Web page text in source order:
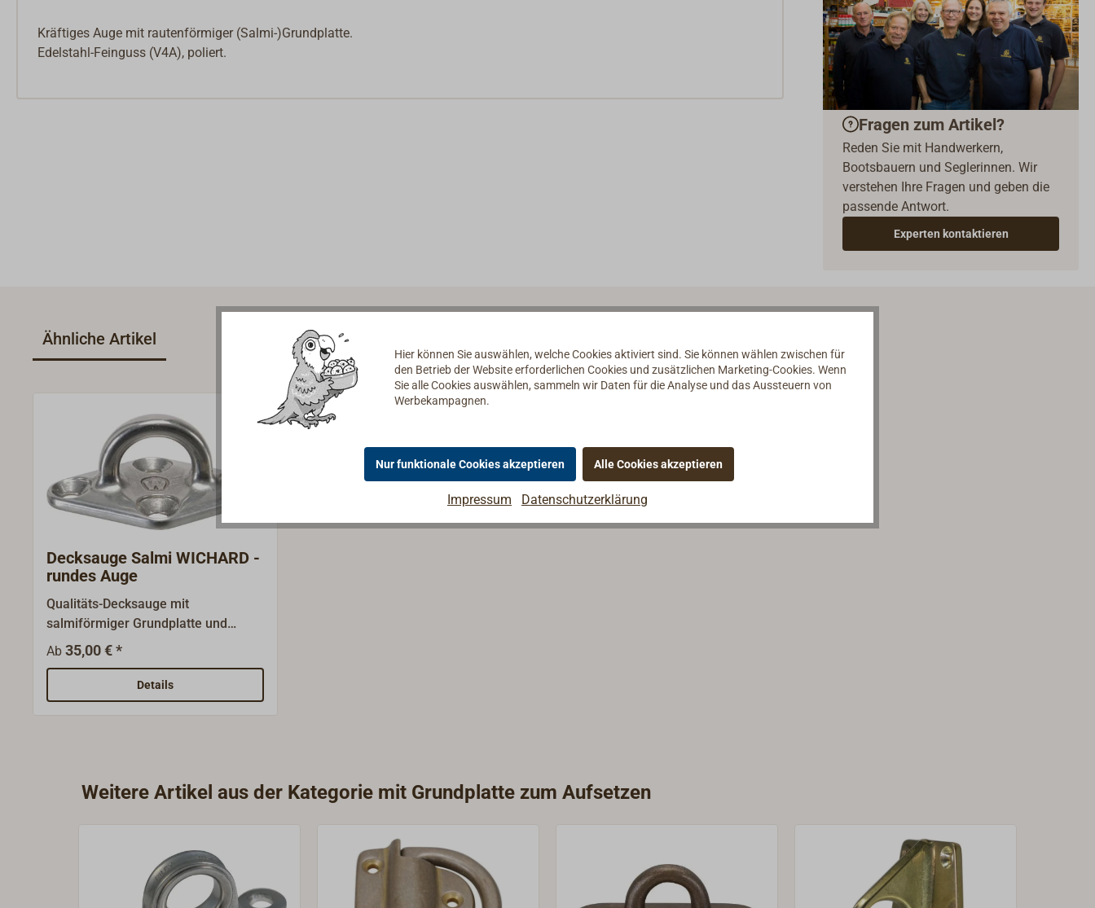
Kräftiges Auge mit rautenförmiger (Salmi-)Grundplatte.
Edelstahl-Feinguss (V4A), poliert.
Fragen zum Artikel?
Reden Sie mit Handwerkern,
Bootsbauern und Seglerinnen. Wir
verstehen Ihre Fragen und geben die
passende Antwort.
Experten kontaktieren
Ähnliche Artikel
Decksauge Salmi WICHARD -
rundes Auge
Qualitäts-Decksauge mit
salmiförmiger Grundplatte und
rundem Bügel. Geschmiedet aus
Duplex-Edelstahl, der höchste
Korrosionsbeständigkeit und
mechanische Belastbarkeit
Ab 35,00 € *
Details
Weitere Artikel aus der Kategorie mit Grundplatte zum Aufsetzen
Hier können Sie auswählen, welche Cookies aktiviert sind. Sie können wählen zwischen für
den Betrieb der Website erforderlichen Cookies und zusätzlichen Marketing-Cookies. Wenn
Sie alle Cookies auswählen, sammeln wir Daten für die Analyse und das Aussteuern von
Werbekampagnen.
Nur funktionale Cookies akzeptieren Alle Cookies akzeptieren
Impressum Datenschutzerklärung